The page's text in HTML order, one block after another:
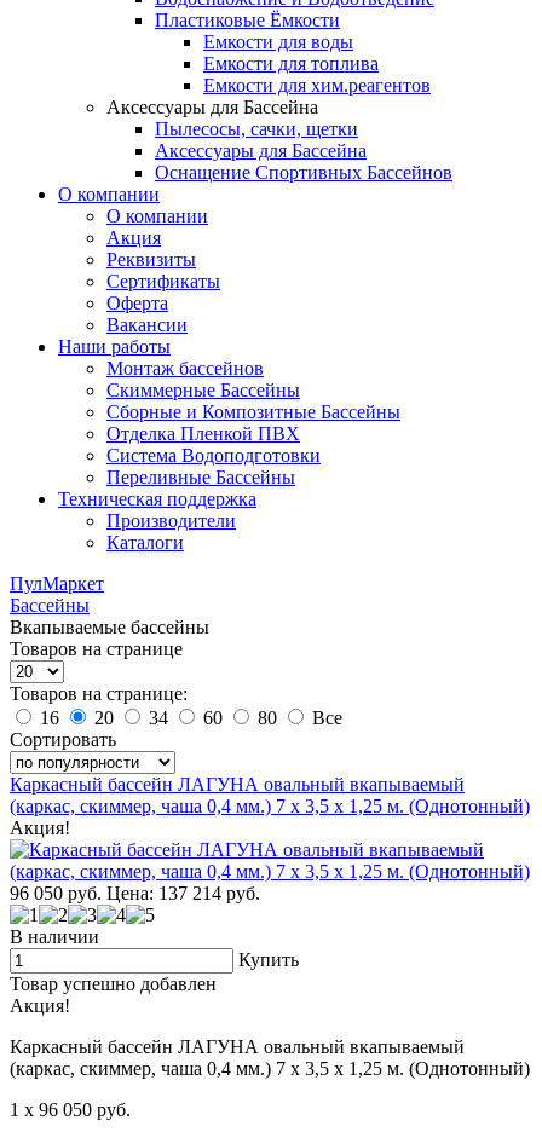
Пластиковые Ёмкости
Емкости для воды
Емкости для топлива
Емкости для хим.реагентов
Аксессуары для Бассейна
Пылесосы, сачки, щетки
Аксессуары для Бассейна
Оснащение Спортивных Бассейнов
О компании
О компании
Акция
Реквизиты
Сертификаты
Оферта
Вакансии
Наши работы
Монтаж бассейнов
Скиммерные Бассейны
Сборные и Композитные Бассейны
Отделка Пленкой ПВХ
Система Водоподготовки
Переливные Бассейны
Техническая поддержка
Производители
Каталоги
ПулМаркет
Бассейны
Вкапываемые бассейны
Товаров на странице
Товаров на странице:
16
20 34 60 80
Все
Сортировать
Каркасный бассейн ЛАГУНА овальный вкапываемый
(каркас, скиммер, чаша 0,4 мм.) 7 х 3,5 х 1,25 м. (Однотонный)
Акция!
96 050 руб. Цена: 137 214 руб.
В наличии
Купить
Товар успешно добавлен
Акция!
Каркасный бассейн ЛАГУНА овальный вкапываемый
(каркас, скиммер, чаша 0,4 мм.) 7 х 3,5 х 1,25 м. (Однотонный)
1 x 96 050 руб.